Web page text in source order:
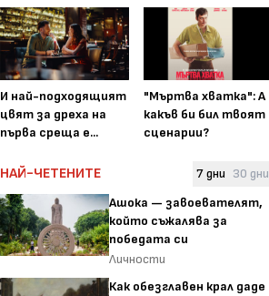
И най-подходящият
цвят за дреха на
първа среща е...
"Мъртва хватка": А
какъв би бил твоят
сценарии?
НАЙ-ЧЕТЕНИТЕ 7 дни 30 дни
Ашока — завоевателят,
който съжалява за
победата си
Личности
Как обезглавен крал даде